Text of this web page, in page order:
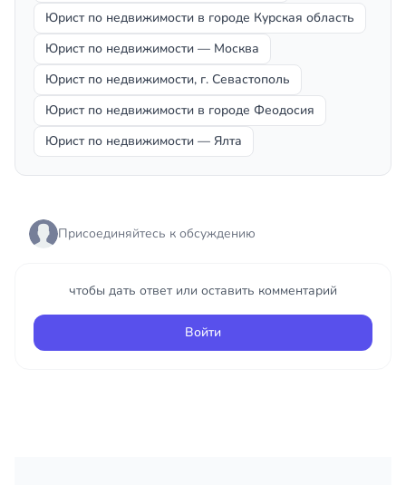
Юрист по недвижимости в городе Курская область
Юрист по недвижимости — Москва
Юрист по недвижимости, г. Севастополь
Юрист по недвижимости в городе Феодосия
Юрист по недвижимости — Ялта
Присоединяйтесь к обсуждению
чтобы дать ответ или оставить комментарий
Войти